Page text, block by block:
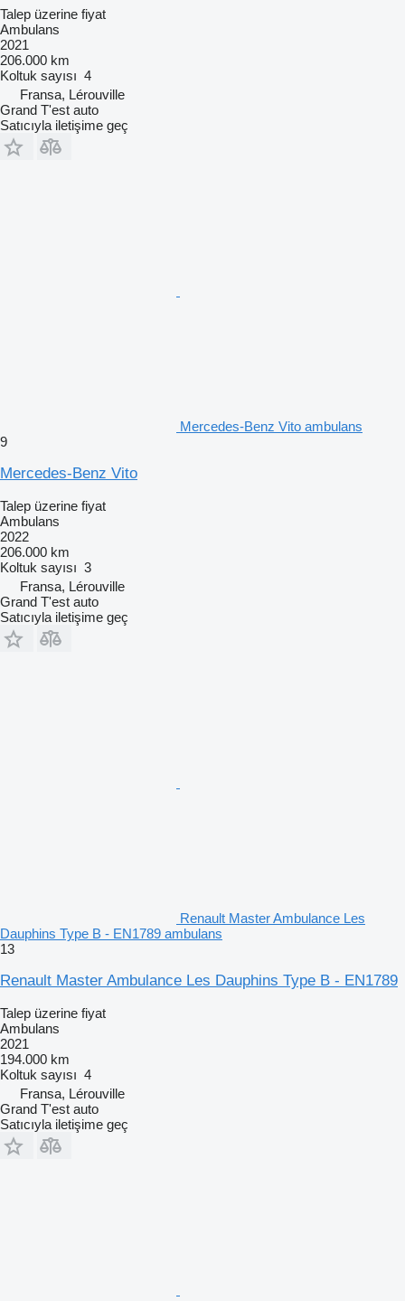
Talep üzerine fiyat
Ambulans
2021
206.000 km
Koltuk sayısı 4
Fransa, Lérouville
Grand T'est auto
Satıcıyla iletişime geç
Mercedes-Benz Vito ambulans
9
Mercedes-Benz Vito
Talep üzerine fiyat
Ambulans
2022
206.000 km
Koltuk sayısı 3
Fransa, Lérouville
Grand T'est auto
Satıcıyla iletişime geç
Renault Master Ambulance Les
Dauphins Type B - EN1789 ambulans
13
Renault Master Ambulance Les Dauphins Type B - EN1789
Talep üzerine fiyat
Ambulans
2021
194.000 km
Koltuk sayısı 4
Fransa, Lérouville
Grand T'est auto
Satıcıyla iletişime geç